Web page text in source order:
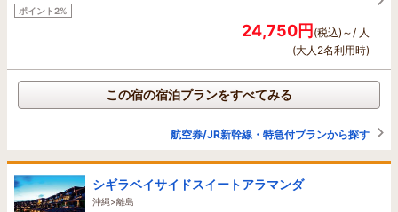
ポイント2%
24,750円(税込)～/ 人
(大人2名利用時)
この宿の宿泊プランをすべてみる
航空券/JR新幹線・特急付プランから探す
シギラベイサイドスイートアラマンダ
沖縄>離島